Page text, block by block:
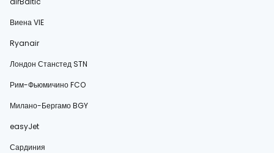
Виена VIE
Ryanair
Лондон Станстед STN
Рим-Фьюмичино FCO
Милано-Бергамо BGY
easyJet
Сардиния